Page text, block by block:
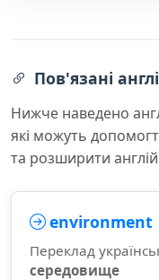
Пов'язані
Нижче наведено
які можуть
та розширити
environment
Переклад
середовище